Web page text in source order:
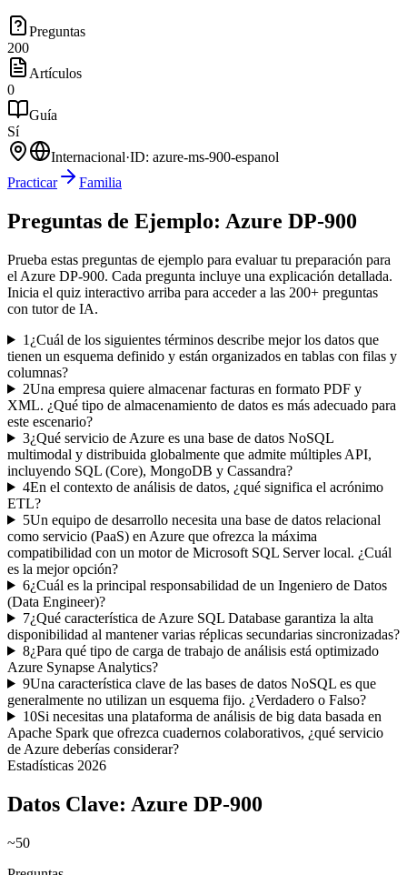
Preguntas
200
Artículos
0
Guía
Sí
Internacional·ID: azure-ms-900-espanol
Practicar
Familia
Preguntas de Ejemplo: Azure DP-900
Prueba estas preguntas de ejemplo para evaluar tu preparación para
el Azure DP-900. Cada pregunta incluye una explicación detallada.
Inicia el quiz interactivo arriba para acceder a las 200+ preguntas
con tutor de IA.
1 ¿Cuál de los siguientes términos describe mejor los datos que
tienen un esquema definido y están organizados en tablas con filas y
columnas?
2Una empresa quiere almacenar facturas en formato PDF y
XML. ¿Qué tipo de almacenamiento de datos es más adecuado para
este escenario?
3¿Qué servicio de Azure es una base de datos NoSQL
multimodal y distribuida globalmente que admite múltiples API,
incluyendo SQL (Core), MongoDB y Cassandra?
4En el contexto de análisis de datos, ¿qué significa el acrónimo
ETL?
5Un equipo de desarrollo necesita una base de datos relacional
como servicio (PaaS) en Azure que ofrezca la máxima
compatibilidad con un motor de Microsoft SQL Server local. ¿Cuál
es la mejor opción?
6¿Cuál es la principal responsabilidad de un Ingeniero de Datos
(Data Engineer)?
7¿Qué característica de Azure SQL Database garantiza la alta
disponibilidad al mantener varias réplicas secundarias sincronizadas?
8¿Para qué tipo de carga de trabajo de análisis está optimizado
Azure Synapse Analytics?
9Una característica clave de las bases de datos NoSQL es que
generalmente no utilizan un esquema fijo. ¿Verdadero o Falso?
10Si necesitas una plataforma de análisis de big data basada en
Apache Spark que ofrezca cuadernos colaborativos, ¿qué servicio
de Azure deberías considerar?
Estadísticas 2026
Datos Clave: Azure DP-900
~50